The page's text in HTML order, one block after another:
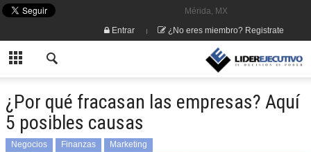
Mérida, MX
Entrar
¿No eres miembro? Registrate
¿Por qué fracasan las empresas? Aquí
5 posibles causas
Negocios Finanzas Marketing